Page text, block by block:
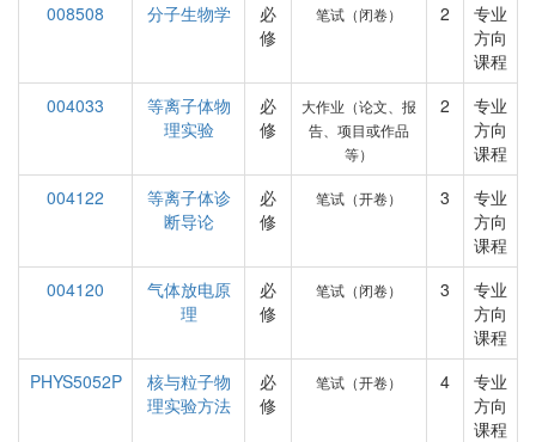
008508
分子生物学
必
修
笔试（闭卷） 2
专业
方向
课程
004033
等离子体物
理实验
必
修
大作业（论文、报
告、项目或作品
等）
2
专业
方向
课程
004122
等离子体诊
断导论
必
修
笔试（开卷） 3
专业
方向
课程
004120
气体放电原
理
必
修
笔试（闭卷） 3
专业
方向
课程
PHYS5052P
核与粒子物
理实验方法
必
修
笔试（开卷） 4
专业
方向
课程